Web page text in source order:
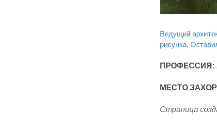
Ведущий
рисунка.
ПРОФЕССИЯ:
МЕСТО
Страница